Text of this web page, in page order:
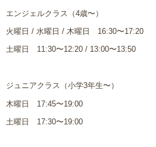
エンジェルクラス（4歳〜）
火曜日 / 水曜日 / 木曜日 16:30〜17:20
土曜日 11:30〜12:20 / 13:00〜13:50
ジュニアクラス（小学3年生〜）
木曜日 17:45〜19:00
土曜日 17:30〜19:00